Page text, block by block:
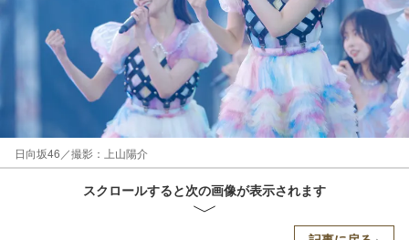
日向坂46／撮影：上山陽介
スクロールすると次の画像が表示されます